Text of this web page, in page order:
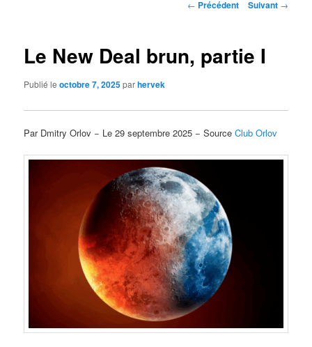
Navigation
← Précédent Suivant →
Le New Deal brun, partie I
Publié leoctobre 7, 2025parhervek
Par Dmitry Orlov − Le 29 septembre 2025 − SourceClub Orlov